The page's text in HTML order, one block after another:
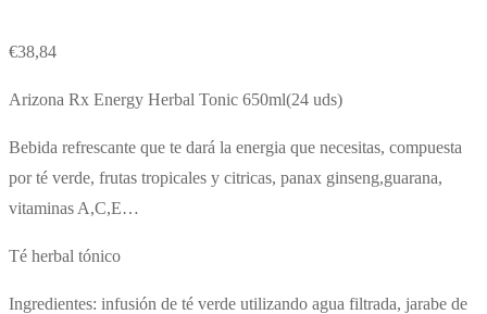
€38,84
Arizona Rx Energy Herbal Tonic 650ml(24 uds)
Bebida refrescante que te dará la energia que necesitas, compuesta
por té verde, frutas tropicales y citricas, panax ginseng,guarana,
vitaminas A,C,E…
Té herbal tónico
Ingredientes: infusión de té verde utilizando agua filtrada, jarabe de